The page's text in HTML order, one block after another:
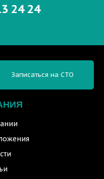
24 24
Записаться на СТО